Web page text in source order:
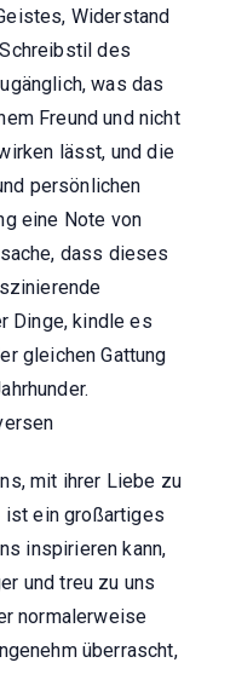
Widerstand
des
was das
Freund und nicht
lässt, und die
persönlichen
eine Note von
dass dieses
Dinge, kindle es
gleichen Gattung
mit ihrer Liebe zu
ist ein großartiges
inspirieren kann,
und treu zu uns
normalerweise
überrascht,